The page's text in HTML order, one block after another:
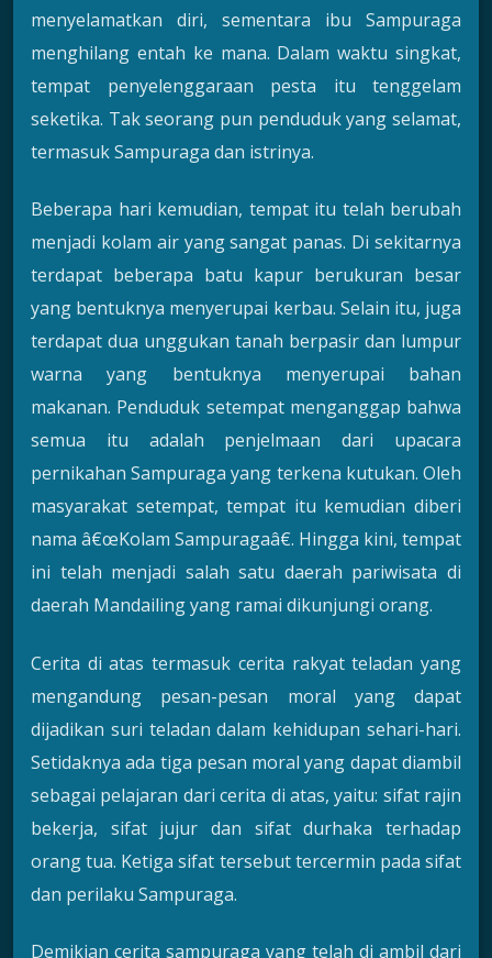
menyelamatkan diri, sementara ibu Sampuraga
menghilang entah ke mana. Dalam waktu singkat,
tempat penyelenggaraan pesta itu tenggelam
seketika. Tak seorang pun penduduk yang selamat,
termasuk Sampuraga dan istrinya.
Beberapa hari kemudian, tempat itu telah berubah
menjadi kolam air yang sangat panas. Di sekitarnya
terdapat beberapa batu kapur berukuran besar
yang bentuknya menyerupai kerbau. Selain itu, juga
terdapat dua unggukan tanah berpasir dan lumpur
warna yang bentuknya menyerupai bahan
makanan. Penduduk setempat menganggap bahwa
semua itu adalah penjelmaan dari upacara
pernikahan Sampuraga yang terkena kutukan. Oleh
masyarakat setempat, tempat itu kemudian diberi
nama â€œKolam Sampuragaâ€. Hingga kini, tempat
ini telah menjadi salah satu daerah pariwisata di
daerah Mandailing yang ramai dikunjungi orang.
Cerita di atas termasuk cerita rakyat teladan yang
mengandung pesan-pesan moral yang dapat
dijadikan suri teladan dalam kehidupan sehari-hari.
Setidaknya ada tiga pesan moral yang dapat diambil
sebagai pelajaran dari cerita di atas, yaitu: sifat rajin
bekerja, sifat jujur dan sifat durhaka terhadap
orang tua. Ketiga sifat tersebut tercermin pada sifat
dan perilaku Sampuraga.
Demikian cerita sampuraga yang telah di ambil dari